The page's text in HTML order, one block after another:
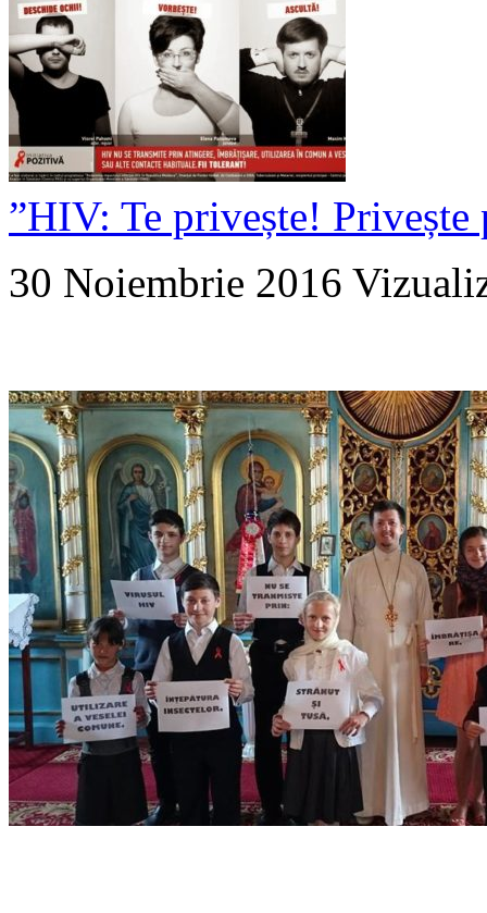
”HIV: Te privește! Privește
30 Noiembrie 2016